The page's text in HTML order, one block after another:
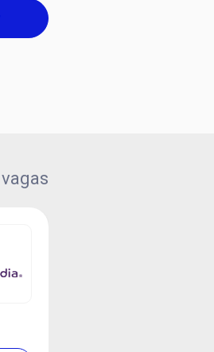
vagas